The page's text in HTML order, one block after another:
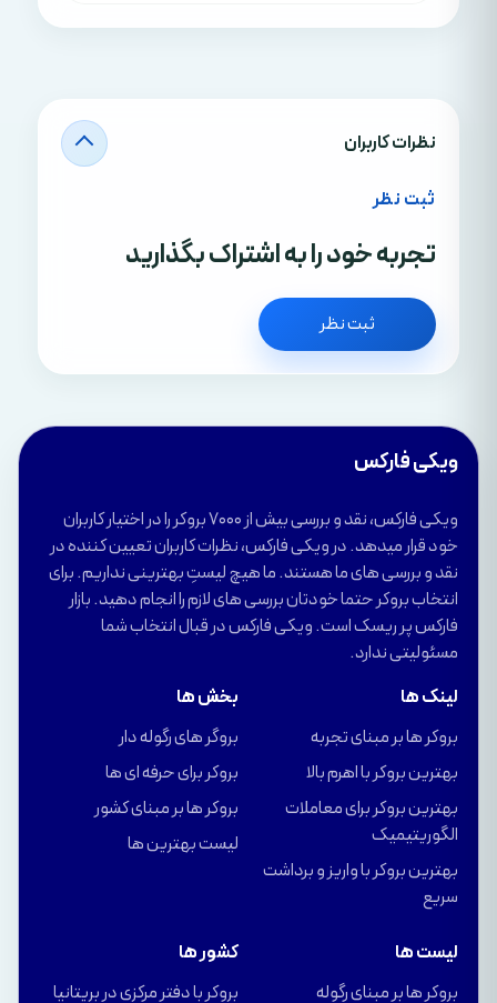
نظرات کاربران
ثبت نظر
تجربه خود را به اشتراک بگذارید
ثبت نظر
ویکی فارکس
ویکی فارکس، نقد و بررسی بیش از 7000 بروکر را در اختیار کاربران
خود قرار میدهد. در ویکی فارکس، نظرات کاربران تعیین کننده در
نقد و بررسی های ما هستند. ما هیچ لیستِ بهترینی نداریم. برای
انتخاب بروکر حتما خودتان بررسی های لازم را انجام دهید. بازار
فارکس پر ریسک است. ویکی فارکس در قبال انتخاب شما
مسئولیتی ندارد.
لینک ها
بروکر ها بر مبنای تجربه
بهترین بروکر با اهرم بالا
بهترین بروکر برای معاملات
الگوریتیمیک
بهترین بروکر با واریز و برداشت
سریع
بخش ها
بروگر های رگوله دار
بروکر برای حرفه ای ها
بروکر ها بر مبنای کشور
لیست بهترین ها
لیست ها
بروکر ها بر مبنای رگوله
کشور ها
بروکر با دفتر مرکزی در بریتانیا